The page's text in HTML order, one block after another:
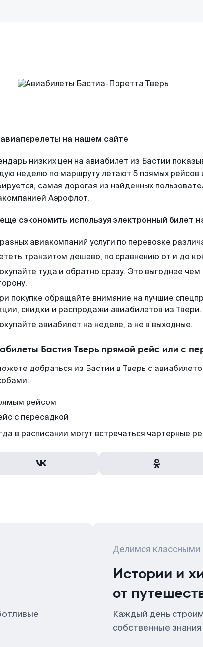
на нашем сайте
низких цен на авиабилет из Бастии
неделю по маршруту летают 5 прямых рейсов
самая дорогая из найденных
Аэрофлот.
сэкономить используя электронный билет
авиакомпаний услуги по перевозке
транзитом дешево, по сравнению от и до
туда и обратно сразу. Это выгоднее
покупке обращайте внимание на лучшие
скидки и распродажи авиабилетов из Твери.
авиабилет на неделе, а не в выходные.
Бастия Тверь прямой рейс или с
добраться из Бастии в Тверь с
рейсом
с пересадкой
в расписании могут встречаться чартерные
Делимся классными
Истории и
от
Каждый день
собственные